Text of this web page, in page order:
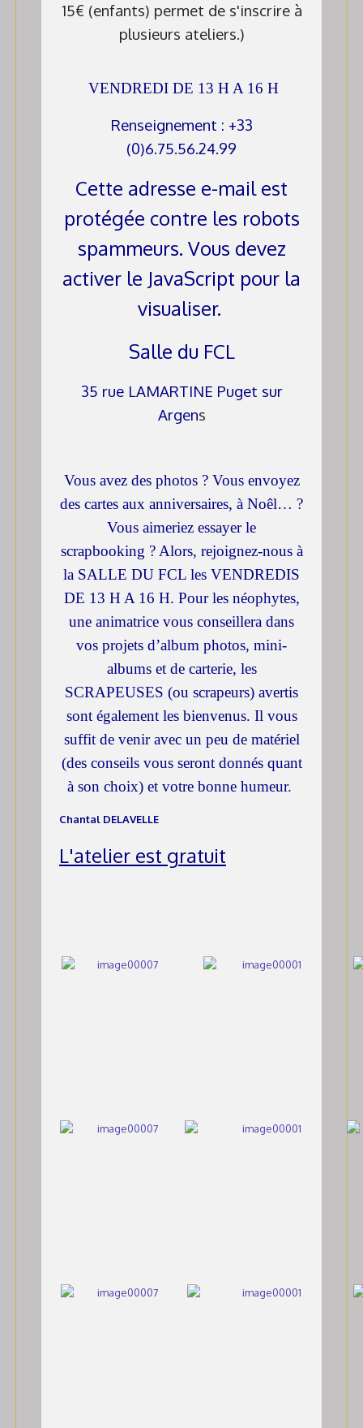
15€ (enfants) permet de s'inscrire à
plusieurs ateliers.)
VENDREDI DE 13 H A 16 H
Renseignement : +33
(0)6.75.56.24.99
Cette adresse e-mail est
protégée contre les robots
spammeurs. Vous devez
activer le JavaScript pour la
visualiser.
Salle du FCL
35 rue LAMARTINE Puget sur
Argens
Vous avez des photos ? Vous envoyez
des cartes aux anniversaires, à Noêl… ?
Vous aimeriez essayer le
scrapbooking ? Alors, rejoignez-nous à
la SALLE DU FCL les VENDREDIS
DE 13 H A 16 H. Pour les néophytes,
une animatrice vous conseillera dans
vos projets d’album photos, mini-
albums et de carterie, les
SCRAPEUSES (ou scrapeurs) avertis
sont également les bienvenus. Il vous
suffit de venir avec un peu de matériel
(des conseils vous seront donnés quant
à son choix) et votre bonne humeur.
Chantal DELAVELLE
L'atelier est gratuit